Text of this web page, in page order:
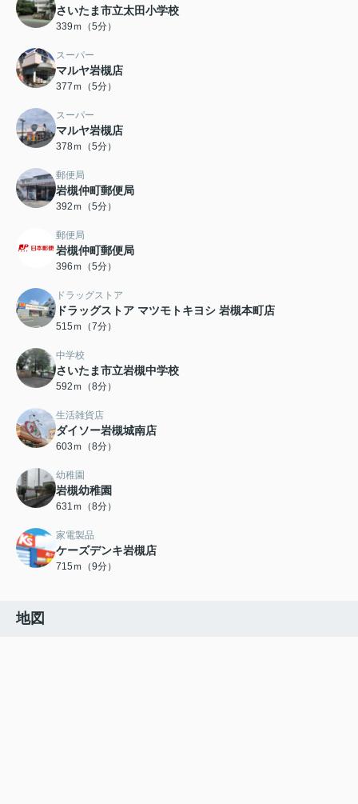
さいたま市立太田小学校
339ｍ（5分）
スーパー
マルヤ岩槻店
377ｍ（5分）
スーパー
マルヤ岩槻店
378ｍ（5分）
郵便局
岩槻仲町郵便局
392ｍ（5分）
郵便局
岩槻仲町郵便局
396ｍ（5分）
ドラッグストア
ドラッグストア マツモトキヨシ 岩槻本町店
515ｍ（7分）
中学校
さいたま市立岩槻中学校
592ｍ（8分）
生活雑貨店
ダイソー岩槻城南店
603ｍ（8分）
幼稚園
岩槻幼稚園
631ｍ（8分）
家電製品
ケーズデンキ岩槻店
715ｍ（9分）
地図